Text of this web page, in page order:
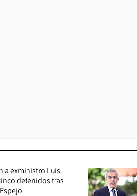
a exministro Luis
detenidos tras